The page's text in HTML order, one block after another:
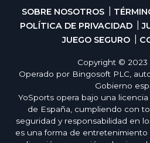
SOBRE NOSOTROS
POLÍTICA DE PRIVACIDAD
JUEGO SEGURO
Copyright © 2023
Operado por Bingosoft PLC,
Gobierno
YoSports opera bajo una
de España, cumpliendo con
seguridad y responsabilidad en
es una forma de